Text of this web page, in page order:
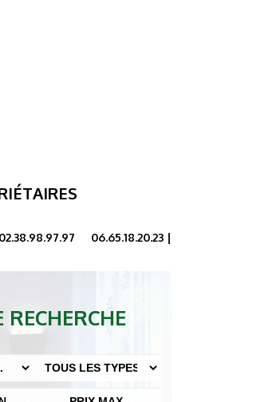
02.38.98.97.97 06.65.18.20.23 |
RECHERCHE
RECHERCHE